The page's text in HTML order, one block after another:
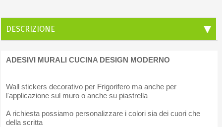
DESCRIZIONE
ADESIVI MURALI CUCINA DESIGN MODERNO
Wall stickers decorativo per Frigorifero ma anche per
l'applicazione sul muro o anche su piastrella
A richiesta possiamo personalizzare i colori sia dei cuori che
della scritta